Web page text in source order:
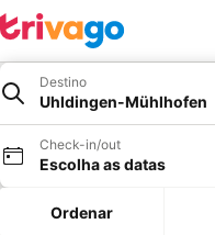
Destino
Uhldingen-Mühlhofen
Check-in/out
Escolha as datas
Ordenar